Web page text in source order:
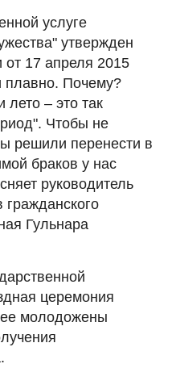
услуге
утвержден
от 17 апреля 2015
плавно. Почему?
лето – это так
Чтобы не
решили перенести в
браков у нас
руководитель
гражданского
Гульнара
церемония
молодожены